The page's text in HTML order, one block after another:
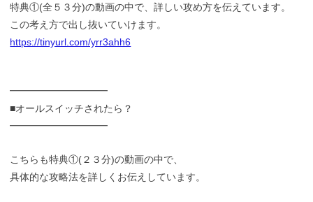
特典①(全５３分)の動画の中で、詳しい攻め方を伝えています。
この考え方で出し抜いていけます。
https://tinyurl.com/yrr3ahh6
━━━━━━━━━━
■オールスイッチされたら？
━━━━━━━━━━
こちらも特典①(２３分)の動画の中で、
具体的な攻略法を詳しくお伝えしています。